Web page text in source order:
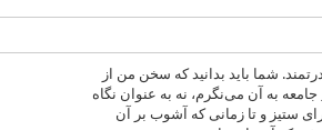
شما باید بدانید که سخن من از
به آن می‌نگرم، نه به عنوان نگاه
ستیز و تا زمانی که آشوب بر آن